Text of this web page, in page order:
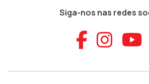
Siga-nos nas redes
Aceder